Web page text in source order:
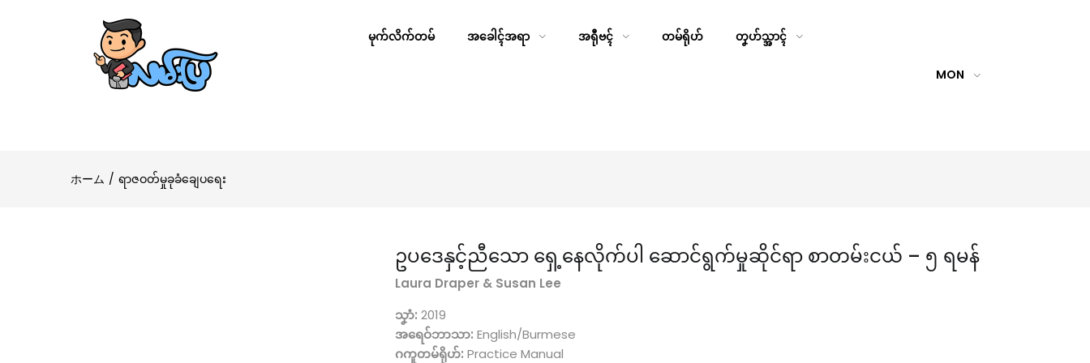
မုက်လိက်တမ် အခေါၚ်အရာ အရီုဗၚ် တမ်ရိုဟ် တၞဟ်သ္အာၚ်
MON
ホーム ရာဇဝတ်မှုခုခံချေပရေး
ဥပဒေနှင့်ညီသော ရှေ့နေလိုက်ပါ ဆောင်ရွက်မှုဆိုင်ရာ စာတမ်းငယ် – ၅ ရမန်
Laura Draper & Susan Lee
သၞာံ: 2019
အရေဝ်ဘာသာ: English/Burmese
ဂကူတမ်ရိုဟ်: Practice Manual